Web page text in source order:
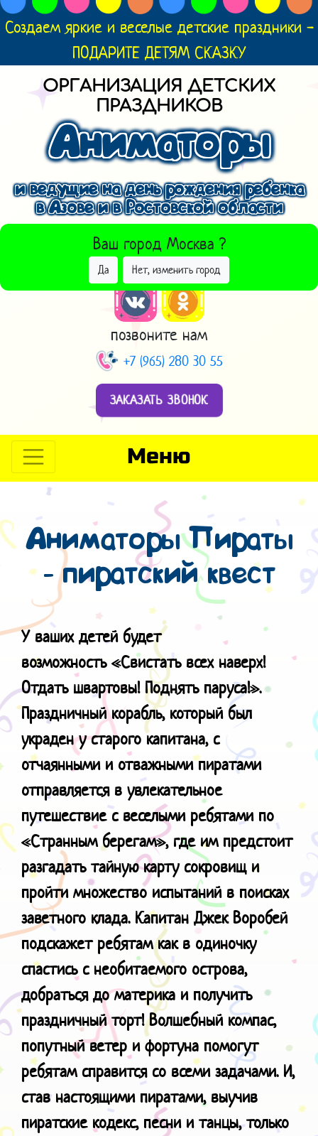
Создаем яркие и веселые детские праздники -
ПОДАРИТЕ ДЕТЯМ СКАЗКУ
ОРГАНИЗАЦИЯ ДЕТСКИХ
ПРАЗДНИКОВ
Аниматоры
и ведущие на день рождения ребенка
в Азове и в Ростовской области
Ваш город Москва ?
Да Нет, изменить город
ВЫБРАТЬ ДРУГОЙ ГОРОД
позвоните нам
+7 (965) 280 30 55
ЗАКАЗАТЬ ЗВОНОК
Меню
Аниматоры Пираты
- пиратский квест
У ваших детей будет
возможность «Свистать всех наверх!
Отдать швартовы! Поднять паруса!».
Праздничный корабль, который был
украден у старого капитана, с
отчаянными и отважными пиратами
отправляется в увлекательное
путешествие с веселыми ребятами по
«Странным берегам», где им предстоит
разгадать тайную карту сокровищ и
пройти множество испытаний в поисках
заветного клада. Капитан Джек Воробей
подскажет ребятам как в одиночку
спастись с необитаемого острова,
добраться до материка и получить
праздничный торт! Волшебный компас,
попутный ветер и фортуна помогут
ребятам справится со всеми задачами. И,
став настоящими пиратами, выучив
пиратские кодекс, песни и танцы, только